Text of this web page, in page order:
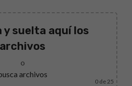
suelta aquí los
archivos
o
archivos
0 de 25